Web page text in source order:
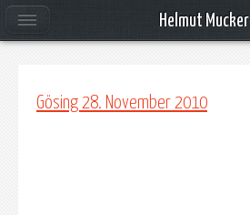
Gösing 28. November 2010
Helmut Mucker